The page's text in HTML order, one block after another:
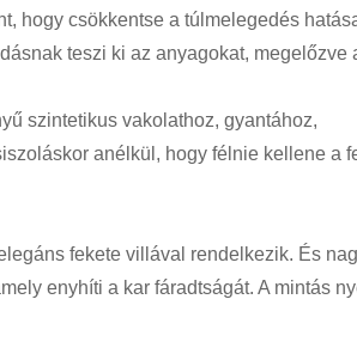
hogy csökkentse a túlmelegedés
teszi ki az anyagokat, megelőzve
szintetikus vakolathoz, gyantához,
anélkül, hogy félnie kellene a
fekete villával rendelkezik. És
enyhíti a kar fáradtságát. A mintás